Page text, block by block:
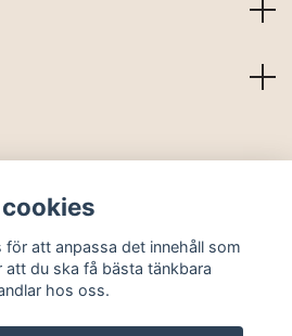
för att anpassa det innehåll som
du ska få bästa tänkbara
hos oss.